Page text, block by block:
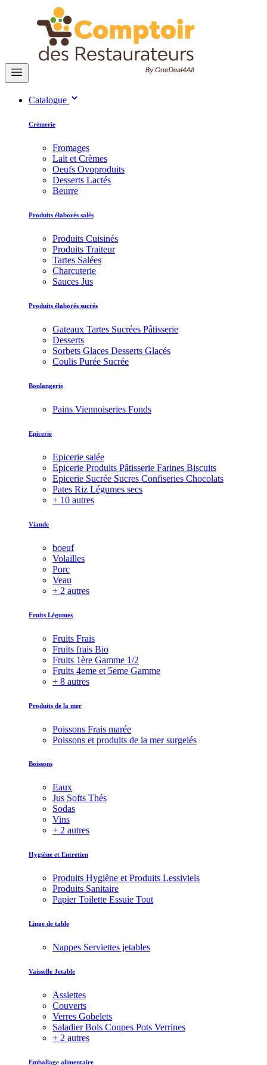
Catalogue
Crèmerie
Fromages
Lait et Crèmes
Oeufs Ovoproduits
Desserts Lactés
Beurre
Produits élaborés salés
Produits Cuisinés
Produits Traiteur
Tartes Salées
Charcuterie
Sauces Jus
Produits élaborés sucrés
Gateaux Tartes Sucrées Pâtisserie
Desserts
Sorbets Glaces Desserts Glacés
Coulis Purée Sucrée
Boulangerie
Pains Viennoiseries Fonds
Epicerie
Epicerie salée
Epicerie Produits Pâtisserie Farines Biscuits
Epicerie Sucrée Sucres Confiseries Chocolats
Pates Riz Légumes secs
+ 10 autres
Viande
boeuf
Volailles
Porc
Veau
+ 2 autres
Fruits Légumes
Fruits Frais
Fruits frais Bio
Fruits 1ère Gamme 1/2
Fruits 4eme et 5eme Gamme
+ 8 autres
Produits de la mer
Poissons Frais marée
Poissons et produits de la mer surgelés
Boissons
Eaux
Jus Softs Thés
Sodas
Vins
+ 2 autres
Hygiène et Entretien
Produits Hygiène et Produits Lessiviels
Produits Sanitaire
Papier Toilette Essuie Tout
Linge de table
Nappes Serviettes jetables
Vaisselle Jetable
Assiettes
Couverts
Verres Gobelets
Saladier Bols Coupes Pots Verrines
+ 2 autres
Emballage alimentaire